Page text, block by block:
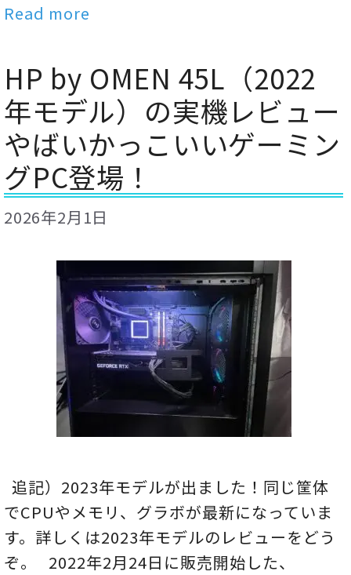
Read more
HP by OMEN 45L（2022
年モデル）の実機レビュー
やばいかっこいいゲーミン
グPC登場！
2026年2月1日
追記）2023年モデルが出ました！同じ筐体
でCPUやメモリ、グラボが最新になっていま
す。詳しくは2023年モデルのレビューをどう
ぞ。 2022年2月24日に販売開始した、